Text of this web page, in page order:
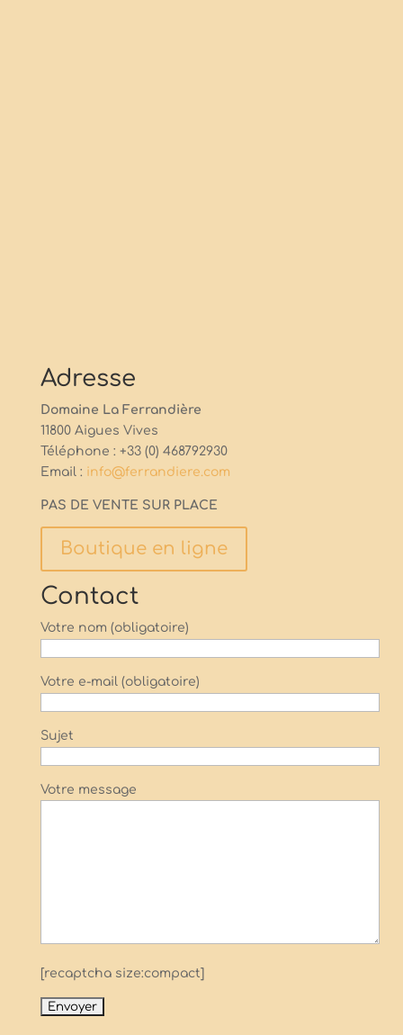
Adresse
Domaine La Ferrandière
11800 Aigues Vives
Téléphone : +33 (0) 468792930
Email : info@ferrandiere.com
PAS DE VENTE SUR PLACE
Boutique en ligne
Contact
Votre nom (obligatoire)
Votre e-mail (obligatoire)
Sujet
Votre message
[recaptcha size:compact]